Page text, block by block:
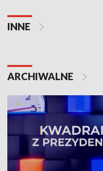
INNE
ARCHIWALNE